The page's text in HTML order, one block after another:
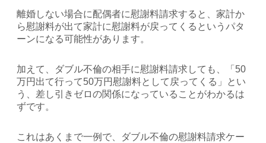
離婚しない場合に配偶者に慰謝料請求すると、家計か
ら慰謝料が出て家計に慰謝料が戻ってくるというパタ
ーンになる可能性があります。
加えて、ダブル不倫の相手に慰謝料請求しても、「50
万円出て行って50万円慰謝料として戻ってくる」とい
う、差し引きゼロの関係になっていることがわかるは
ずです。
これはあくまで一例で、ダブル不倫の慰謝料請求ケー